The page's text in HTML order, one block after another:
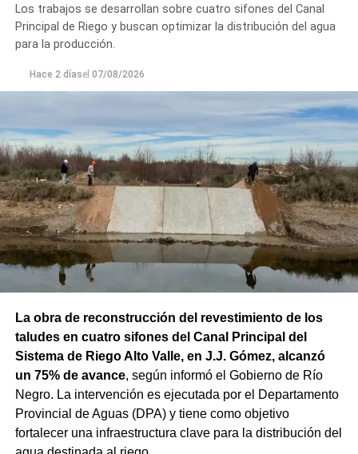
Los trabajos se desarrollan sobre cuatro sifones del Canal
Principal de Riego y buscan optimizar la distribución del agua
para la producción.
Hace 2 díasel 07/08/2026
La obra de reconstrucción del revestimiento de los
taludes en cuatro sifones del Canal Principal del
Sistema de Riego Alto Valle, en J.J. Gómez, alcanzó
un 75% de avance, según informó el Gobierno de Río
Negro. La intervención es ejecutada por el Departamento
Provincial de Aguas (DPA) y tiene como objetivo
fortalecer una infraestructura clave para la distribución del